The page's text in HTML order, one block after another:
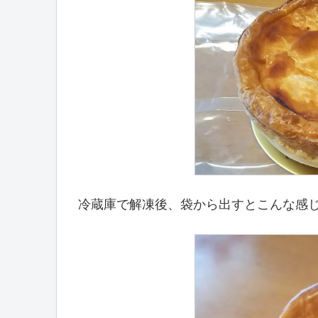
冷蔵庫で解凍後、袋から出すとこんな感